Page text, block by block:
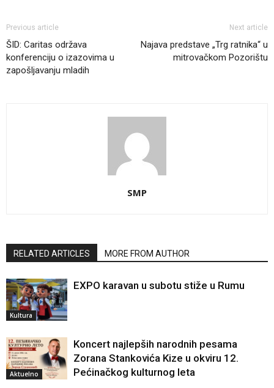
Previous article
ŠID: Caritas održava
konferenciju o izazovima u
zapošljavanju mladih
Next article
Najava predstave „Trg ratnika“ u
mitrovačkom Pozorištu
SMP
RELATED ARTICLES MORE FROM AUTHOR
Kultura
EXPO karavan u subotu stiže u Rumu
Aktuelno
Koncert najlepših narodnih pesama
Zorana Stankovića Kize u okviru 12.
Pećinačkog kulturnog leta